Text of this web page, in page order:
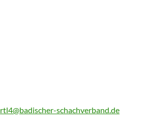
rtl4@badischer-schachverband.de